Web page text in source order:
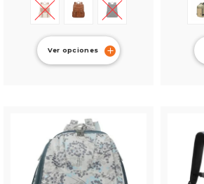
Ver opciones